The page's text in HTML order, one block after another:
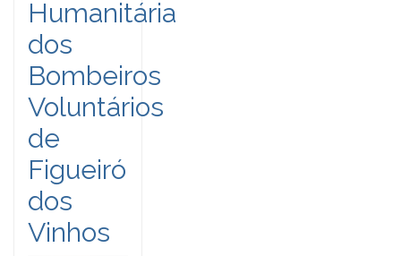
Humanitária
dos
Bombeiros
Voluntários
de
Figueiró
dos
Vinhos